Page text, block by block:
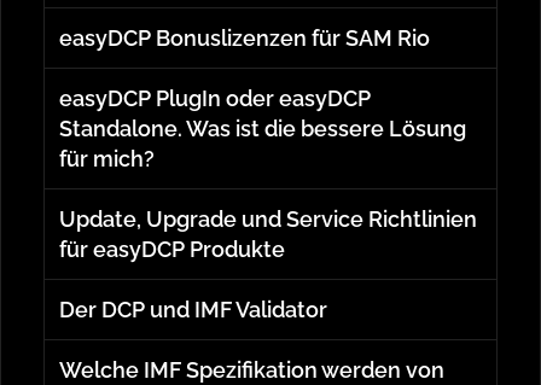
easyDCP Bonuslizenzen für SAM Rio
easyDCP PlugIn oder easyDCP
Standalone. Was ist die bessere Lösung
für mich?
Update, Upgrade und Service Richtlinien
für easyDCP Produkte
Der DCP und IMF Validator
Welche IMF Spezifikation werden von